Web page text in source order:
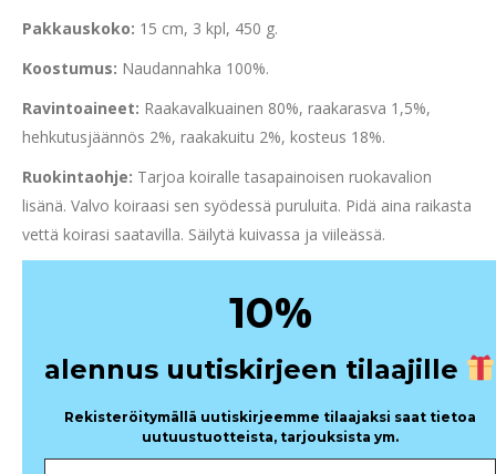
Pakkauskoko: 15 cm, 3 kpl, 450 g.
Koostumus: Naudannahka 100%.
Ravintoaineet: Raakavalkuainen 80%, raakarasva 1,5%,
hehkutusjäännös 2%, raakakuitu 2%, kosteus 18%.
Ruokintaohje: Tarjoa koiralle tasapainoisen ruokavalion
lisänä. Valvo koiraasi sen syödessä puruluita. Pidä aina raikasta
vettä koirasi saatavilla. Säilytä kuivassa ja viileässä.
10%
alennus uutiskirjeen tilaajille
Rekisteröitymällä uutiskirjeemme tilaajaksi saat tietoa
uutuustuotteista, tarjouksista ym.